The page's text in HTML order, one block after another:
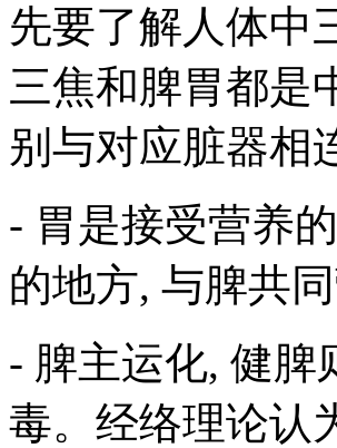
先要了解人体中
三焦和脾胃都是
别与对应脏器相
- 胃是接受营养
的地方, 与脾共
- 脾主运化, 健脾
毒。经络理论认